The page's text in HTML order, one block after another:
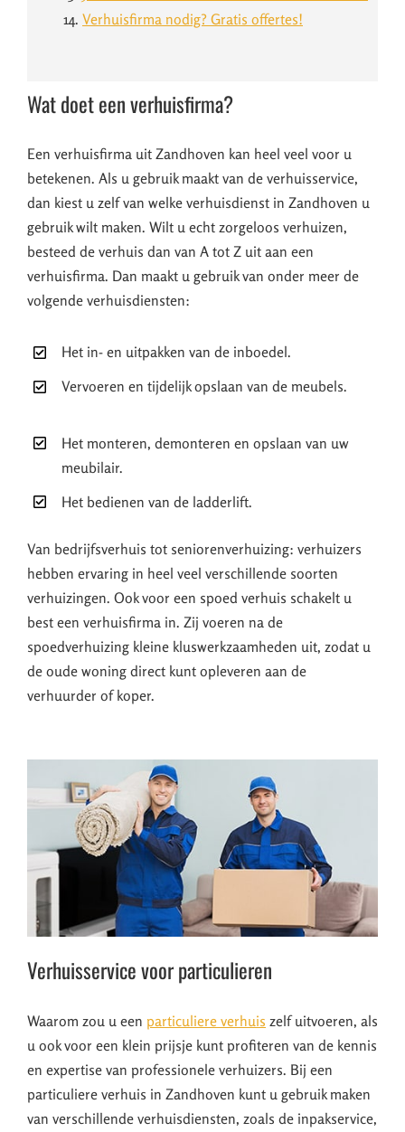
14. Verhuisfirma nodig? Gratis offertes!
Wat doet een verhuisfirma?
Een verhuisfirma uit Zandhoven kan heel veel voor u
betekenen. Als u gebruik maakt van de verhuisservice,
dan kiest u zelf van welke verhuisdienst in Zandhoven u
gebruik wilt maken. Wilt u echt zorgeloos verhuizen,
besteed de verhuis dan van A tot Z uit aan een
verhuisfirma. Dan maakt u gebruik van onder meer de
volgende verhuisdiensten:
Het in- en uitpakken van de inboedel.
Vervoeren en tijdelijk opslaan van de meubels.
Het monteren, demonteren en opslaan van uw
meubilair.
Het bedienen van de ladderlift.
Van bedrijfsverhuis tot seniorenverhuizing: verhuizers
hebben ervaring in heel veel verschillende soorten
verhuizingen. Ook voor een spoed verhuis schakelt u
best een verhuisfirma in. Zij voeren na de
spoedverhuizing kleine kluswerkzaamheden uit, zodat u
de oude woning direct kunt opleveren aan de
verhuurder of koper.
Verhuisservice voor particulieren
Waarom zou u een particuliere verhuis zelf uitvoeren, als
u ook voor een klein prijsje kunt profiteren van de kennis
en expertise van professionele verhuizers. Bij een
particuliere verhuis in Zandhoven kunt u gebruik maken
van verschillende verhuisdiensten, zoals de inpakservice,